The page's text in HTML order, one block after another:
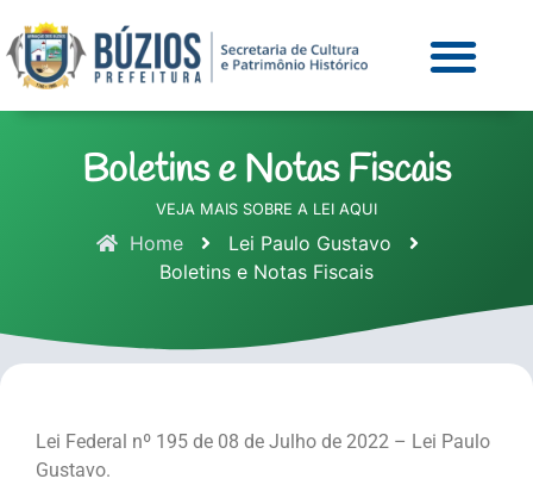
Boletins e Notas Fiscais
VEJA MAIS SOBRE A LEI AQUI
Home
Lei Paulo Gustavo
Boletins e Notas Fiscais
Lei Federal nº 195 de 08 de Julho de 2022 – Lei Paulo
Gustavo.